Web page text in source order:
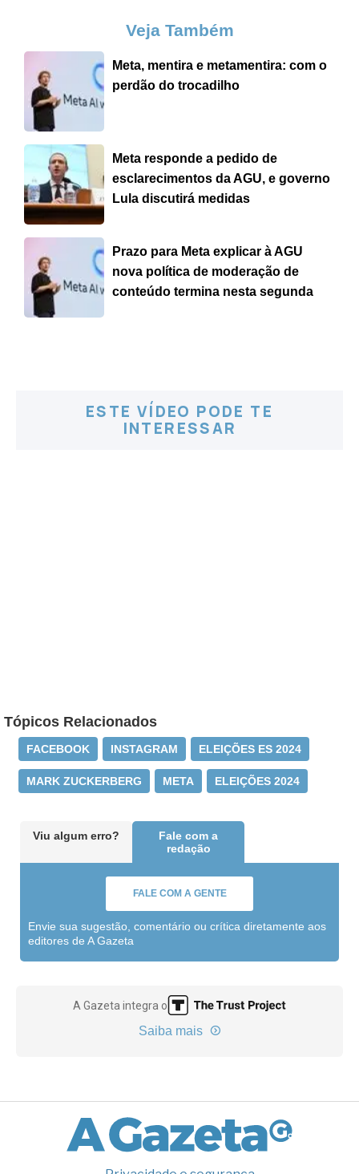
Veja Também
Meta, mentira e metamentira: com o
perdão do trocadilho
Meta responde a pedido de
esclarecimentos da AGU, e governo
Lula discutirá medidas
Prazo para Meta explicar à AGU
nova política de moderação de
conteúdo termina nesta segunda
ESTE VÍDEO PODE TE
INTERESSAR
Tópicos Relacionados
FACEBOOK INSTAGRAM ELEIÇÕES ES 2024
MARK ZUCKERBERG META ELEIÇÕES 2024
Viu algum erro?
Fale com a
redação
FALE COM A GENTE
Envie sua sugestão, comentário ou crítica diretamente aos
editores de A Gazeta
A Gazeta integra o
Saiba mais